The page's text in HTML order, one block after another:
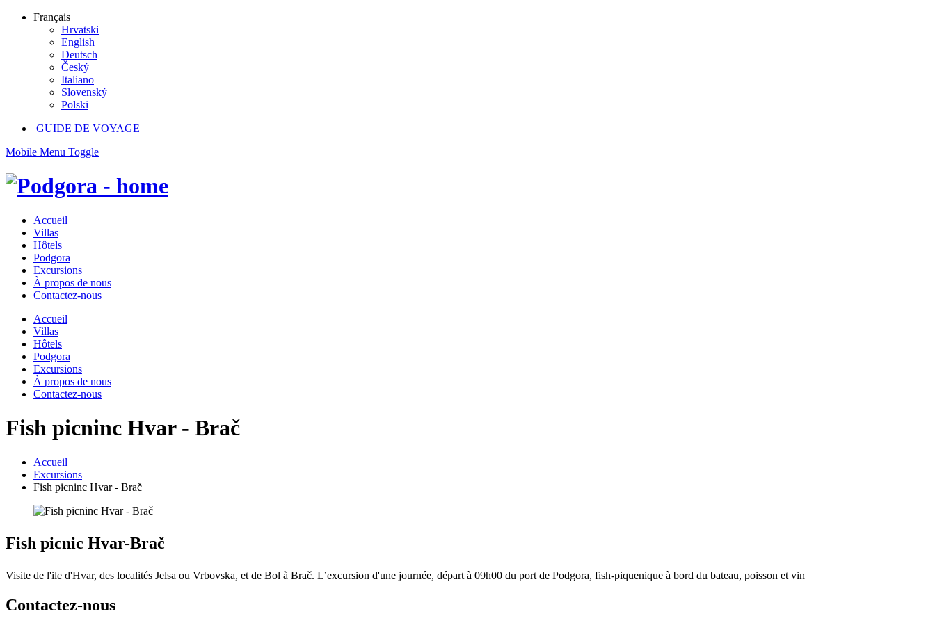
Français
Hrvatski
English
Deutsch
Český
Italiano
Slovenský
Polski
GUIDE DE VOYAGE
Mobile Menu Toggle
Accueil
Villas
Hôtels
Podgora
Excursions
À propos de nous
Contactez-nous
Accueil
Villas
Hôtels
Podgora
Excursions
À propos de nous
Contactez-nous
Fish picninc Hvar - Brač
Accueil
Excursions
Fish picninc Hvar - Brač
Fish picnic Hvar-Brač
Visite de l'ile d'Hvar, des localités Jelsa ou Vrbovska, et de Bol à Brač. L’excursion d'une journée, départ à 09h00 du port de Podgora, fish-piquenique à bord du bateau, poisson et vin
Contactez-nous